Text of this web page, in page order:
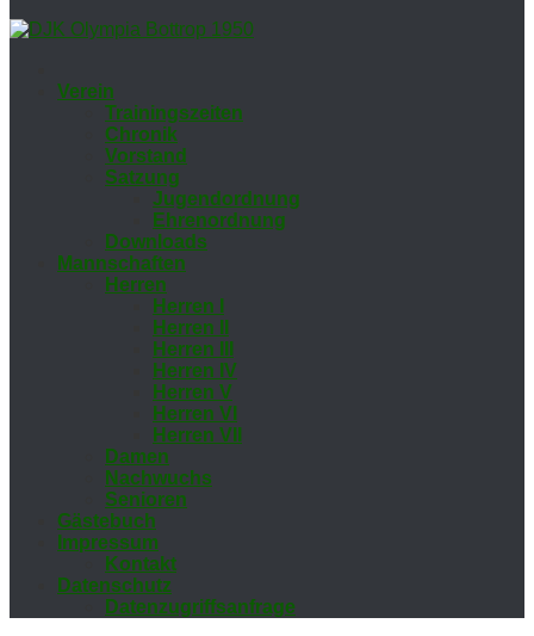
Ver­ein
Trai­nings­zei­ten
Chro­nik
Vor­stand
Sat­zung
Ju­gend­ord­nung
Eh­ren­ord­nung
Down­loads
Mann­schaf­ten
Her­ren
Her­ren I
Her­ren II
Her­ren III
Her­ren IV
Her­ren V
Her­ren VI
Her­ren VII
Da­men
Nach­wuchs
Se­nio­ren
Gäs­te­buch
Im­pres­sum
Kon­takt
Da­ten­schutz
Da­ten­zu­griffs­an­fra­ge